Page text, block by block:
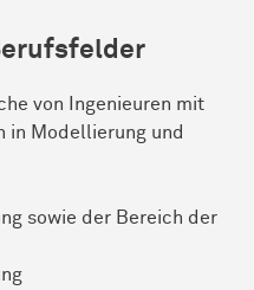
von Ingenieuren mit
in Modellierung und
sowie der Bereich der